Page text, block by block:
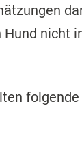
nicht